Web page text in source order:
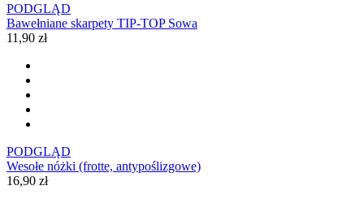
PODGLĄD
Bawełniane skarpety TIP-TOP Sowa
11,90 zł
PODGLĄD
Wesołe nóżki (frotte, antypoślizgowe)
16,90 zł